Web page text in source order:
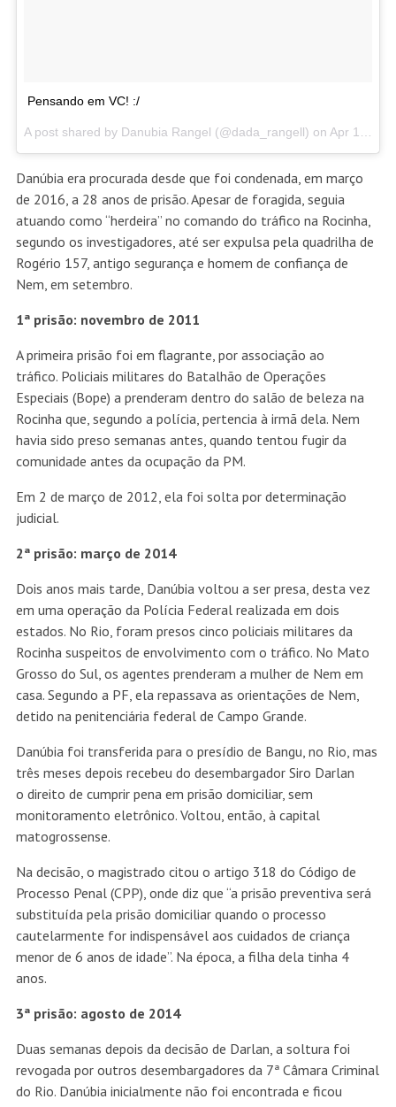
Pensando em VC! :/
A post shared by Danubia Rangel (@dada_rangell) on Apr 14, 2013 at 11:13am PDT
Danúbia era procurada desde que foi condenada, em março
de 2016, a 28 anos de prisão. Apesar de foragida, seguia
atuando como “herdeira” no comando do tráfico na Rocinha,
segundo os investigadores, até ser expulsa pela quadrilha de
Rogério 157, antigo segurança e homem de confiança de
Nem, em setembro.
1ª prisão: novembro de 2011
A primeira prisão foi em flagrante, por associação ao
tráfico. Policiais militares do Batalhão de Operações
Especiais (Bope) a prenderam dentro do salão de beleza na
Rocinha que, segundo a polícia, pertencia à irmã dela. Nem
havia sido preso semanas antes, quando tentou fugir da
comunidade antes da ocupação da PM.
Em 2 de março de 2012, ela foi solta por determinação
judicial.
2ª prisão: março de 2014
Dois anos mais tarde, Danúbia voltou a ser presa, desta vez
em uma operação da Polícia Federal realizada em dois
estados. No Rio, foram presos cinco policiais militares da
Rocinha suspeitos de envolvimento com o tráfico. No Mato
Grosso do Sul, os agentes prenderam a mulher de Nem em
casa. Segundo a PF, ela repassava as orientações de Nem,
detido na penitenciária federal de Campo Grande.
Danúbia foi transferida para o presídio de Bangu, no Rio, mas
três meses depois recebeu do desembargador Siro Darlan
o direito de cumprir pena em prisão domiciliar, sem
monitoramento eletrônico. Voltou, então, à capital
matogrossense.
Na decisão, o magistrado citou o artigo 318 do Código de
Processo Penal (CPP), onde diz que “a prisão preventiva será
substituída pela prisão domiciliar quando o processo
cautelarmente for indispensável aos cuidados de criança
menor de 6 anos de idade”. Na época, a filha dela tinha 4
anos.
3ª prisão: agosto de 2014
Duas semanas depois da decisão de Darlan, a soltura foi
revogada por outros desembargadores da 7ª Câmara Criminal
do Rio. Danúbia inicialmente não foi encontrada e ficou